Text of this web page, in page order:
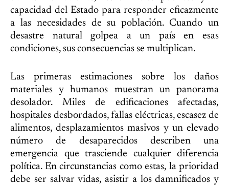
capacidad del Estado para responder eficazmente
a las necesidades de su población. Cuando un
desastre natural golpea a un país en esas
condiciones, sus consecuencias se multiplican.
Las primeras estimaciones sobre los daños
materiales y humanos muestran un panorama
desolador. Miles de edificaciones afectadas,
hospitales desbordados, fallas eléctricas, escasez de
alimentos, desplazamientos masivos y un elevado
número de desaparecidos describen una
emergencia que trasciende cualquier diferencia
política. En circunstancias como estas, la prioridad
debe ser salvar vidas, asistir a los damnificados y